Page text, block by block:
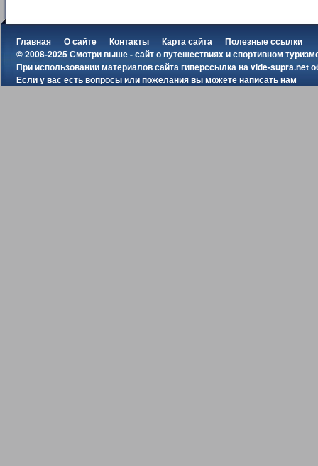
Главная О сайте Контакты Карта сайта
Полезные ссылки
© 2008-2025 Смотри выше - сайт о путешествиях и спортивном
При использовании материалов сайта гиперссылка наvide-supra.net
Если у вас есть вопросы или пожелания вы можетенаписать нам